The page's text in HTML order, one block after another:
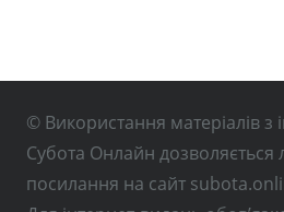
© Використання матеріалів з
Субота Онлайн
посилання на сайт